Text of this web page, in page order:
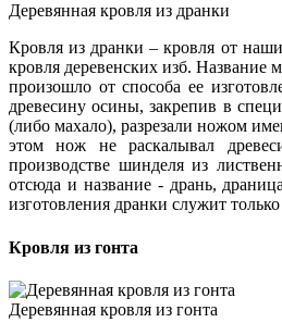
Деревянная кровля из дранки
Кровля из дранки – кровля от
кровля деревенских изб. Название
произошло от способа ее
древесину осины, закрепив в
(либо махало), разрезали ножом
этом нож не раскалывал
производстве шинделя из
отсюда и название - дрань,
изготовления дранки служит
Кровля из гонта
Деревянная кровля из гонта